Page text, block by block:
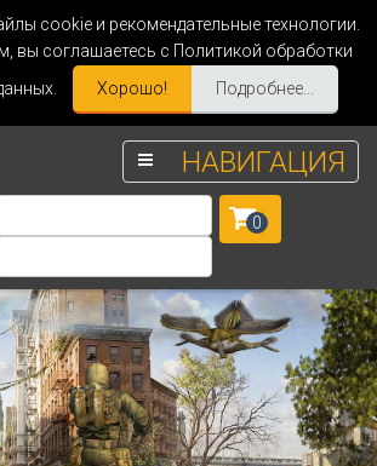
cookie и рекомендательные технологии.
вы соглашаетесь с Политикой обработки
Хорошо! Подробнее...
НАВИГАЦИЯ
0